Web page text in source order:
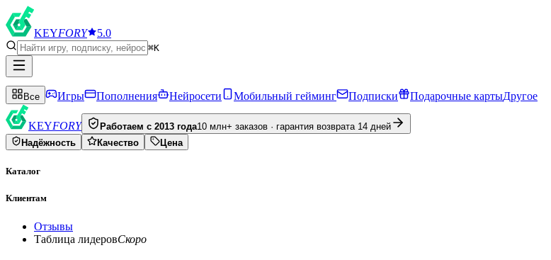
KEYFORY 5.0
⌘K
Все Игры Пополнения Нейросети Мобильный гейминг Подписки Подарочные картыДругое
KEYFORY Работаем с 2013 года10 млн+ заказов · гарантия возврата 14 дней
Надёжность
Качество Цена
Каталог
Клиентам
Отзывы
Таблица лидеровСкоро